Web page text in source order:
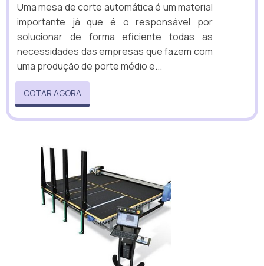
Uma mesa de corte automática é um material
importante já que é o responsável por
solucionar de forma eficiente todas as
necessidades das empresas que fazem com
uma produção de porte médio e...
COTAR AGORA